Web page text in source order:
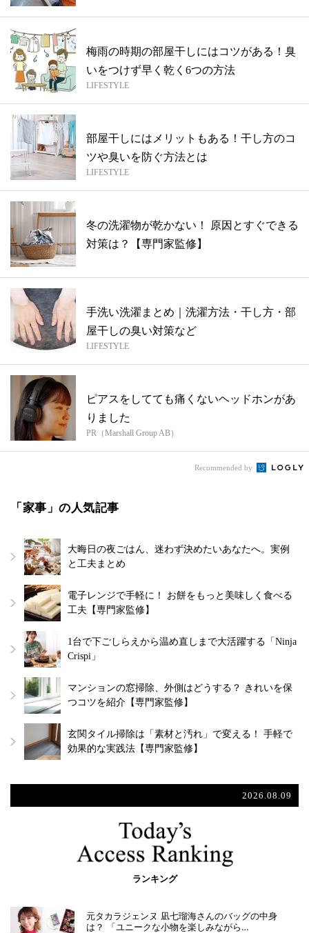
梅雨の時期の部屋干しにはコツがある！臭
いをつけず早く乾く6つの方法
LIFESTYLE
部屋干しにはメリットもある！干し方のコ
ツや臭いを防ぐ方法とは
LIFESTYLE
冬の洗濯物が乾かない！ 原因とすぐできる
対策は？【専門家監修】
手洗い洗濯まとめ｜洗濯方法・干し方・部
屋干しの臭い対策など
LIFESTYLE
ピアスをしてても痛くないヘッドホンがあ
りました
PR（Marshall Group AB）
Recommended by
「家事」の人気記事
大晦日の夜ごはん、迷わず決めたいあなたへ。実例
と工夫まとめ
電子レンジで手軽に！ お餅をもっと美味しく食べる
工夫【専門家監修】
1台で下ごしらえから温め直しまで大活躍する「Ninja
Crispi」
マンションの窓掃除、外側はどうする？ きれいを保
つコツを紹介【専門家監修】
玄関タイル掃除は「素材と汚れ」で変える！ 手軽で
効果的な実践法【専門家監修】
2026.08.09
ランキング
元タカラジェンヌ 凪七瑠海さんのバッグの中身
は？ 「ユニークな小物を楽しみながら…